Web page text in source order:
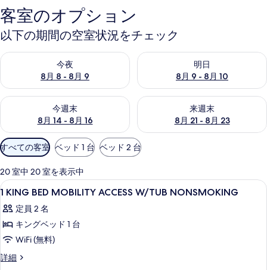
ギ
ャ
ラ
ー
客室のオプション
以下の期間の空室状況をチェック
今夜
8月 8 - 8月 9
今夜 8月 8 - 8月 9 の空室状況をチェック
明日
8月 9 - 8月 10
明日 8月 9 - 8月 10 の空室状
今週末
8月 14 - 8月 16
今週末 8月 14 - 8月 16 の空室状況をチェック
来週末
8月 21 - 8月 23
来週末 8月 21 - 8月 23 の空室
利
用
可
能
な
客
室
の
り
すべての客室 ベッド 1 台 ベッド 2 台
20 室中 20 室を表示中
1
KING
BED
MOBILITY
ACCESS
W/TUB
アイロン / アイロン台、WiFi (無料)
4
1 KING BED MOBILITY ACCESS W/TUB NONSMOKING
定員 2 名
キングベッド 1 台
WiFi (無料)
詳細
1